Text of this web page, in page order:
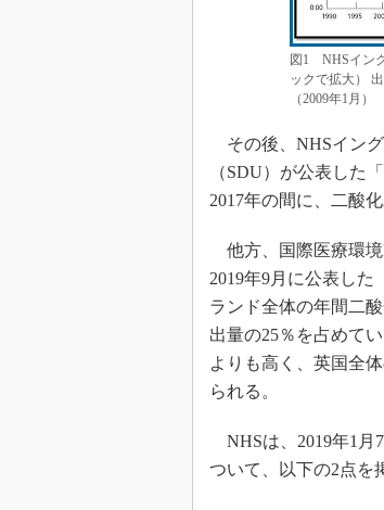
図1 NHSイン
ックで拡大） 出
（2009年1月）
その後、NHSイング
（SDU）が公表した
2017年の間に、二酸
他方、国際医療環境
2019年9月に公表した
ランド全体の年間二
出量の25％を占めて
よりも高く、英国全
られる。
NHSは、2019年1月
ついて、以下の2点を